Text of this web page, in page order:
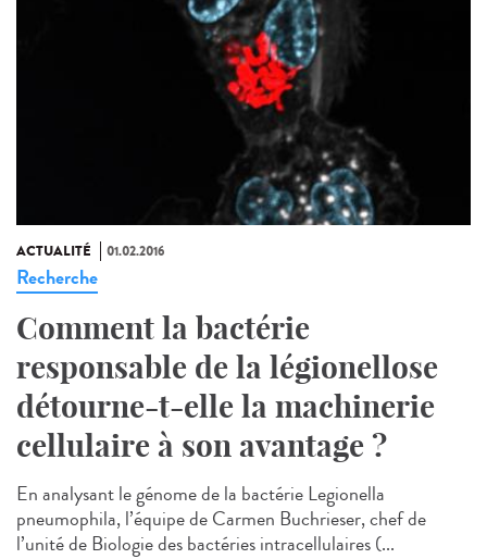
ACTUALITÉ 01.02.2016
Recherche
Comment la bactérie
responsable de la légionellose
détourne-t-elle la machinerie
cellulaire à son avantage ?
En analysant le génome de la bactérie Legionella
pneumophila, l’équipe de Carmen Buchrieser, chef de
l’unité de Biologie des bactéries intracellulaires (...